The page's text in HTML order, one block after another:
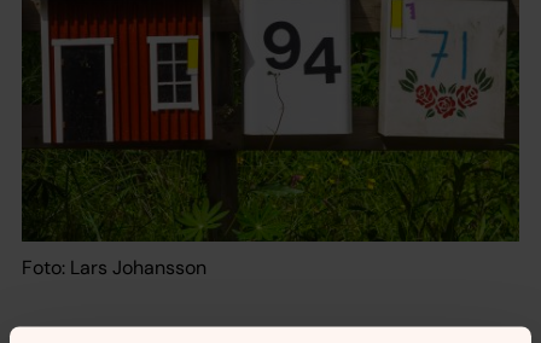
Foto: Lars Johansson